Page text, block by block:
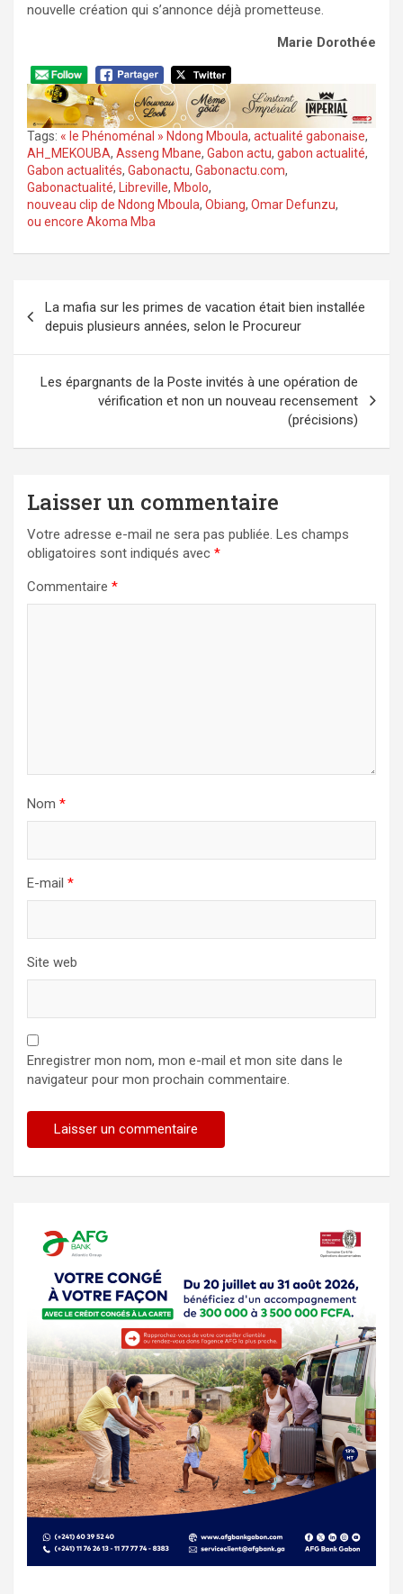
nouvelle création qui s’annonce déjà prometteuse.
Marie Dorothée
Tags: « le Phénoménal » Ndong Mboula, actualité gabonaise,
AH_MEKOUBA, Asseng Mbane, Gabon actu, gabon actualité,
Gabon actualités, Gabonactu, Gabonactu.com,
Gabonactualité, Libreville, Mbolo,
nouveau clip de Ndong Mboula, Obiang, Omar Defunzu,
ou encore Akoma Mba
de
l’article
La mafia sur les primes de vacation était bien installée
depuis plusieurs années, selon le Procureur
Les épargnants de la Poste invités à une opération de
vérification et non un nouveau recensement
(précisions)
Laisser un commentaire
Votre adresse e-mail ne sera pas publiée. Les champs
obligatoires sont indiqués avec *
Commentaire *
Nom *
E-mail *
Site web
Enregistrer mon nom, mon e-mail et mon site dans le
navigateur pour mon prochain commentaire.